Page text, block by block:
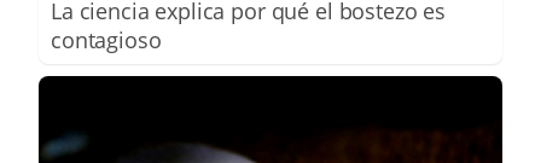
La ciencia explica por qué el bostezo es
contagioso